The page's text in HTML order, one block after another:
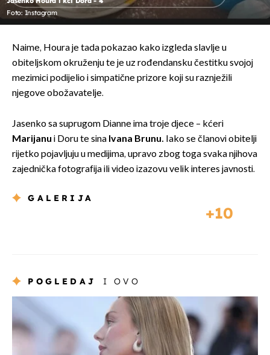
Foto: Instagram
Naime, Houra je tada pokazao kako izgleda slavlje u
obiteljskom okruženju te je uz rođendansku čestitku svojoj
mezimici podijelio i simpatične prizore koji su raznježili
njegove obožavatelje.
Jasenko sa suprugom Dianne ima troje djece – kćeri
Marijanu i Doru te sina Ivana Brunu. Iako se članovi obitelji
rijetko pojavljuju u medijima, upravo zbog toga svaka njihova
zajednička fotografija ili video izazovu velik interes javnosti.
GALERIJA
10
POGLEDAJ I OVO